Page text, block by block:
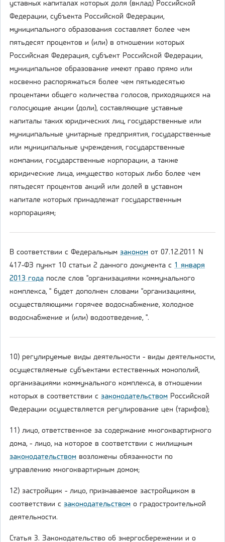
уставных капиталах которых доля (вклад) Российской
Федерации, субъекта Российской Федерации,
муниципального образования составляет более чем
пятьдесят процентов и (или) в отношении которых
Российская Федерация, субъект Российской Федерации,
муниципальное образование имеют право прямо или
косвенно распоряжаться более чем пятьюдесятью
процентами общего количества голосов, приходящихся на
голосующие акции (доли), составляющие уставные
капиталы таких юридических лиц, государственные или
муниципальные унитарные предприятия, государственные
или муниципальные учреждения, государственные
компании, государственные корпорации, а также
юридические лица, имущество которых либо более чем
пятьдесят процентов акций или долей в уставном
капитале которых принадлежат государственным
корпорациям;
В соответствии с Федеральным законом от 07.12.2011 N
417-ФЗ пункт 10 статьи 2 данного документа с 1 января
2013 года после слов "организациями коммунального
комплекса, " будет дополнен словами "организациями,
осуществляющими горячее водоснабжение, холодное
водоснабжение и (или) водоотведение, ".
10) регулируемые виды деятельности - виды деятельности,
осуществляемые субъектами естественных монополий,
организациями коммунального комплекса, в отношении
которых в соответствии с законодательством Российской
Федерации осуществляется регулирование цен (тарифов);
11) лицо, ответственное за содержание многоквартирного
дома, - лицо, на которое в соответствии с жилищным
законодательством возложены обязанности по
управлению многоквартирным домом;
12) застройщик - лицо, признаваемое застройщиком в
соответствии с законодательством о градостроительной
деятельности.
Статья 3. Законодательство об энергосбережении и о